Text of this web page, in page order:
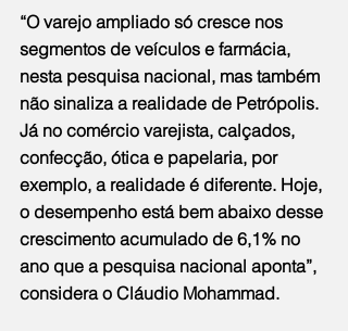
“O varejo ampliado só cresce nos
segmentos de veículos e farmácia,
nesta pesquisa nacional, mas também
não sinaliza a realidade de Petrópolis.
Já no comércio varejista, calçados,
confecção, ótica e papelaria, por
exemplo, a realidade é diferente. Hoje,
o desempenho está bem abaixo desse
crescimento acumulado de 6,1% no
ano que a pesquisa nacional aponta”,
considera o Cláudio Mohammad.